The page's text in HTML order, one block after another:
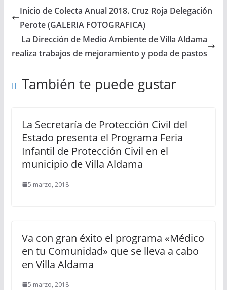
Inicio de Colecta Anual 2018. Cruz Roja Delegación
Perote (GALERIA FOTOGRAFICA)
La Dirección de Medio Ambiente de Villa Aldama
realiza trabajos de mejoramiento y poda de pastos
También te puede gustar
La Secretaría de Protección Civil del
Estado presenta el Programa Feria
Infantil de Protección Civil en el
municipio de Villa Aldama
5 marzo, 2018
Va con gran éxito el programa «Médico
en tu Comunidad» que se lleva a cabo
en Villa Aldama
5 marzo, 2018